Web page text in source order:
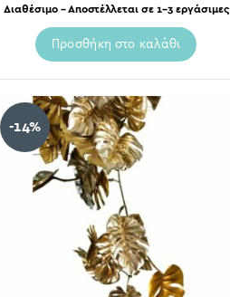
Διαθέσιμο – Αποστέλλεται σε 1-3 εργάσιμες
Προσθήκη στο καλάθι
-14%